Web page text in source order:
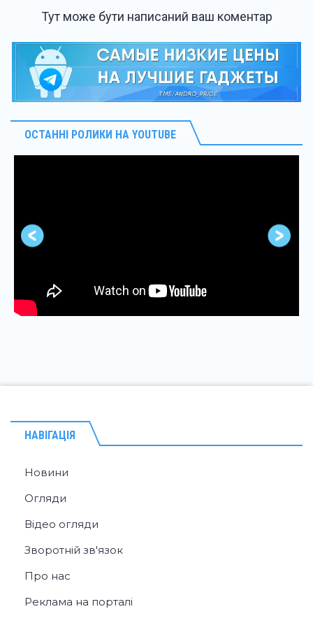
Тут може бути написаний ваш коментар
ОСТАННІ РОЛИКИ НА YOUTUBE
НАВІГАЦІЯ
Новини
Огляди
Відео огляди
Зворотній зв'язок
Про нас
Реклама на порталі